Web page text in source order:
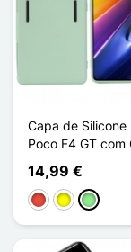
Capa de Silicone
Poco F4 GT com
14,99 €
Vermelho
Amarelo
Verde